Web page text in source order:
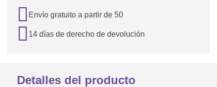
 Envío gratuito a partir de 50
 14 días de derecho de devolución
Detalles del producto